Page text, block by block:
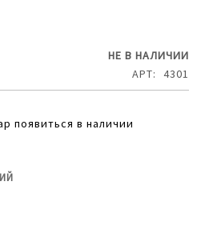
НЕ В НАЛИЧИИ
АРТ
4301
появиться в наличии